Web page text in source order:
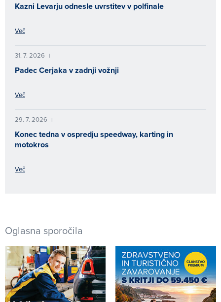
Kazni Levarju odnesle uvrstitev v polfinale
Več
31. 7. 2026 |
Padec Cerjaka v zadnji vožnji
Več
29. 7. 2026 |
Konec tedna v ospredju speedway, karting in
motokros
Več
Oglasna sporočila